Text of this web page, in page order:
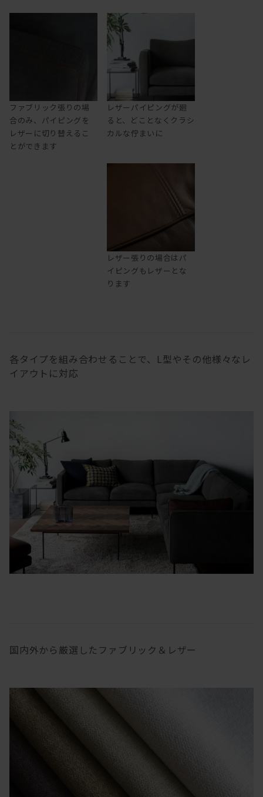
ファブリック張りの場
合のみ、パイピングを
レザーに切り替えるこ
とができます
レザーパイピングが廻
ると、どことなくクラシ
カルな佇まいに
レザー張りの場合はパ
イピングもレザーとな
ります
各タイプを組み合わせることで、L型やその他様々なレ
イアウトに対応
国内外から厳選したファブリック＆レザー